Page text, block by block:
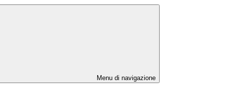
Menu di navigazione